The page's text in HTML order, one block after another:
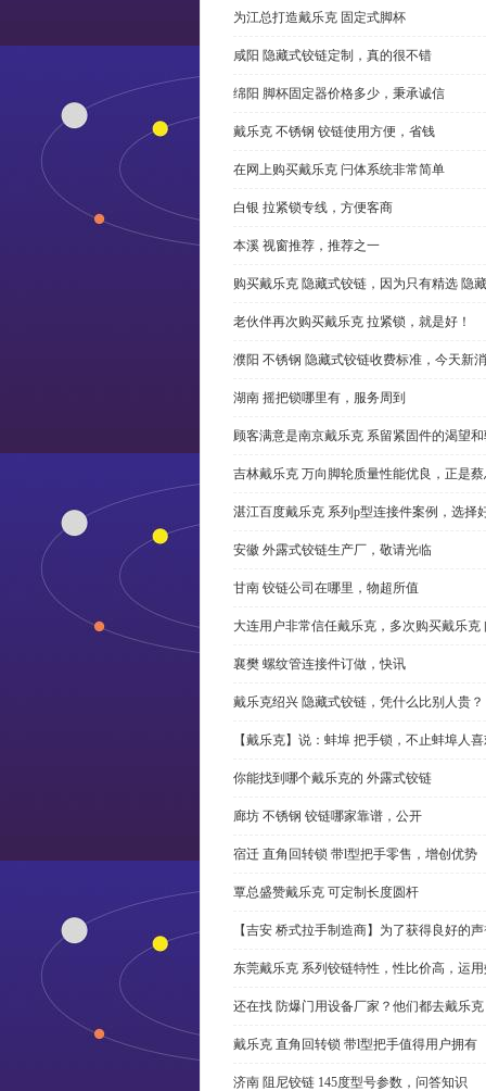
为江总打造戴乐克 固定式脚杯
咸阳 隐藏式铰链定制，真的很不错
绵阳 脚杯固定器价格多少，秉承诚信
戴乐克 不锈钢 铰链使用方便，省钱
在网上购买戴乐克 闩体系统非常简单
白银 拉紧锁专线，方便客商
本溪 视窗推荐，推荐之一
购买戴乐克 隐藏式铰链，因为只有精选 隐
老伙伴再次购买戴乐克 拉紧锁，就是好！
濮阳 不锈钢 隐藏式铰链收费标准，今天新
湖南 摇把锁哪里有，服务周到
顾客满意是南京戴乐克 系留紧固件的渴望
吉林戴乐克 万向脚轮质量性能优良，正是
湛江百度戴乐克 系列p型连接件案例，选择
安徽 外露式铰链生产厂，敬请光临
甘南 铰链公司在哪里，物超所值
大连用户非常信任戴乐克，多次购买戴乐克
襄樊 螺纹管连接件订做，快讯
戴乐克绍兴 隐藏式铰链，凭什么比别人贵？
【戴乐克】说：蚌埠 把手锁，不止蚌埠人
你能找到哪个戴乐克的 外露式铰链
廊坊 不锈钢 铰链哪家靠谱，公开
宿迁 直角回转锁 带l型把手零售，增创优势
覃总盛赞戴乐克 可定制长度圆杆
【吉安 桥式拉手制造商】为了获得良好的
东莞戴乐克 系列铰链特性，性比价高，运
还在找 防爆门用设备厂家？他们都去戴乐克
戴乐克 直角回转锁 带l型把手值得用户拥有
济南 阻尼铰链 145度型号参数，问答知识